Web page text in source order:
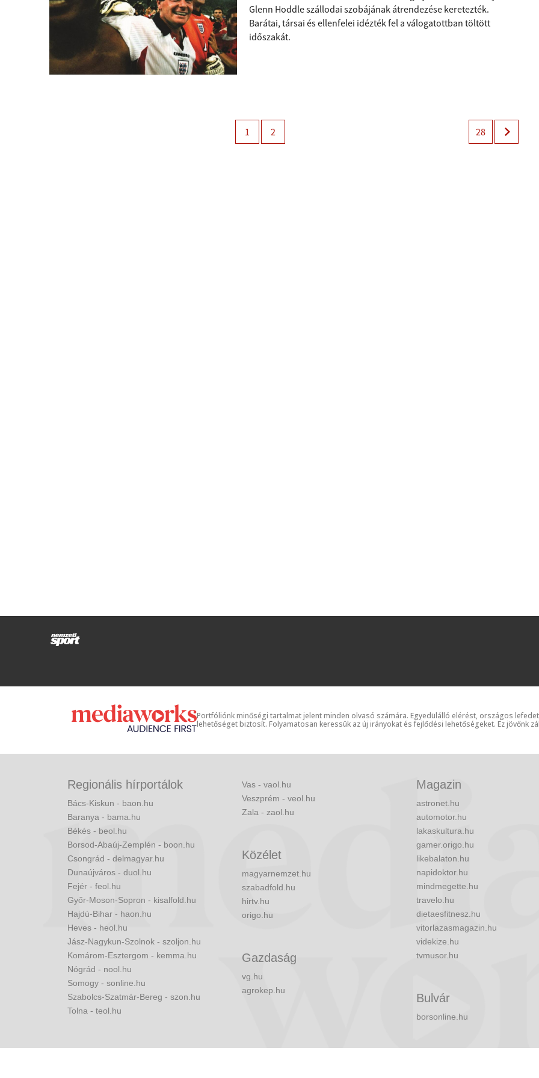
Glenn Hoddle szállodai szobájának átrendezése keretezték.
Barátai, társai és ellenfelei idézték fel a válogatottban töltött
időszakát.
1 2 28
Portfóliónk minőségi tartalmat jelent minden olvasó számára. Egyedülálló elérést, országos
lehetőséget biztosít. Folyamatosan keressük az új irányokat és fejlődési lehetőségeket. Ez jövőnk
Regionális hírportálok
Bács-Kiskun - baon.hu
Baranya - bama.hu
Békés - beol.hu
Borsod-Abaúj-Zemplén - boon.hu
Csongrád - delmagyar.hu
Dunaújváros - duol.hu
Fejér - feol.hu
Győr-Moson-Sopron - kisalfold.hu
Hajdú-Bihar - haon.hu
Heves - heol.hu
Jász-Nagykun-Szolnok - szoljon.hu
Komárom-Esztergom - kemma.hu
Nógrád - nool.hu
Somogy - sonline.hu
Szabolcs-Szatmár-Bereg - szon.hu
Tolna - teol.hu
Vas - vaol.hu
Veszprém - veol.hu
Zala - zaol.hu
Közélet
magyarnemzet.hu
szabadfold.hu
hirtv.hu
origo.hu
Gazdaság
vg.hu
agrokep.hu
Magazin
astronet.hu
automotor.hu
lakaskultura.hu
gamer.origo.hu
likebalaton.hu
napidoktor.hu
mindmegette.hu
travelo.hu
dietaesfitnesz.hu
vitorlazasmagazin.hu
videkize.hu
tvmusor.hu
Bulvár
borsonline.hu